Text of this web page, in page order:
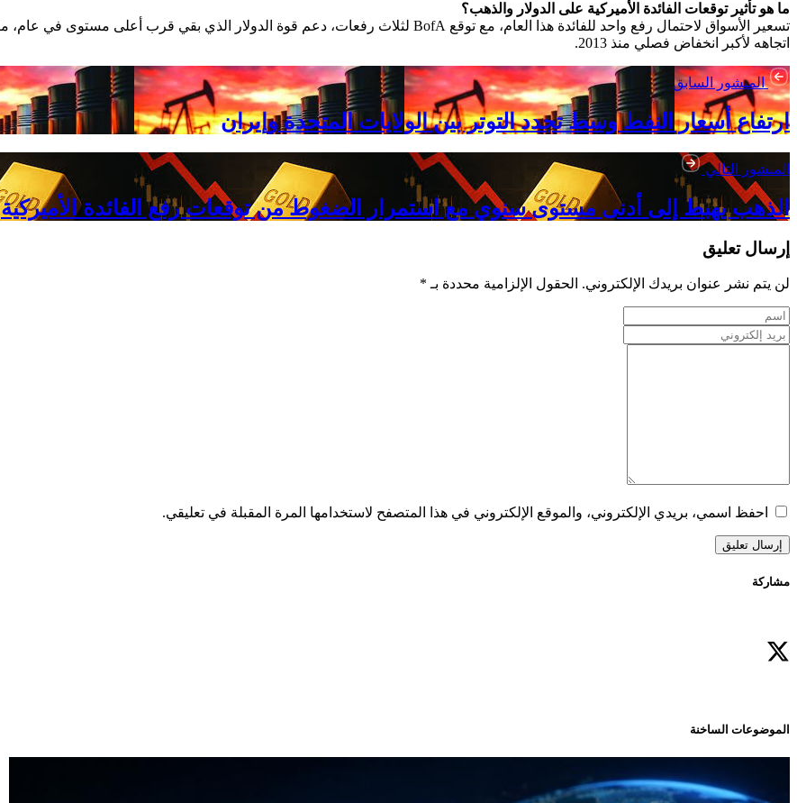
ما هو تأثير توقعات الفائدة الأميركية على الدولار والذهب؟
اتجاهه لأكبر انخفاض فصلي منذ 2013.
المنشور السابق
ارتفاع أسعار النفط وسط تجدد التوتر بين الولايات المتحدة وإيران
المنشور التالي
الذهب يهبط إلى أدنى مستوى سنوي مع استمرار الضغوط من توقعات رفع الفائدة الأميركية
إرسال تعليق
لن يتم نشر عنوان بريدك الإلكتروني. الحقول الإلزامية محددة بـ *
احفظ اسمي، بريدي الإلكتروني، والموقع الإلكتروني في هذا المتصفح لاستخدامها المرة المقبلة في تعليقي.
إرسال تعليق
مشاركة
الموضوعات الساخنة